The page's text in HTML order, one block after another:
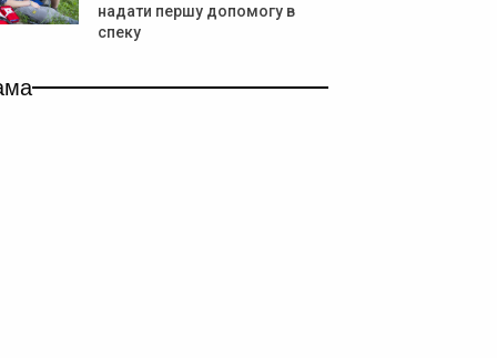
надати першу допомогу в
спеку